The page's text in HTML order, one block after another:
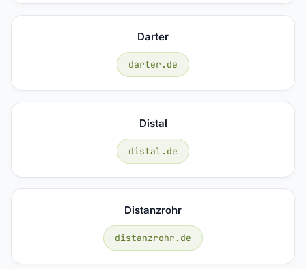
Darter
darter.de
Distal
distal.de
Distanzrohr
distanzrohr.de